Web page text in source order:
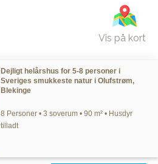
Vis på kort
Dejligt helårshus for 5-8 personer i
Sveriges smukkeste natur i Olufstrøm,
Blekinge
8 Personer • 3 soverum • 90 m² • Husdyr
tilladt